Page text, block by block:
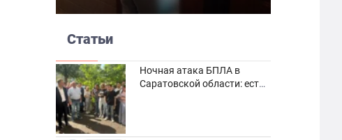
Статьи
Ночная атака БПЛА в
Саратовской области: есть